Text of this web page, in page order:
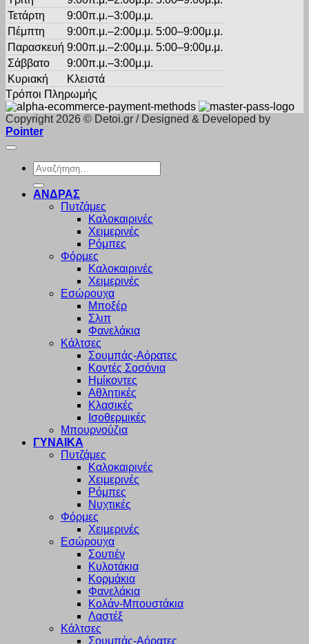
Τετάρτη
9:00π.μ.–3:00μ.μ.
Πέμπτη
9:00π.μ.–2:00μ.μ. 5:00–9:00μ.μ.
Παρασκευή 9:00π.μ.–2:00μ.μ. 5:00–9:00μ.μ.
Σάββατο
9:00π.μ.–3:00μ.μ.
Κυριακή
Κλειστά
Τρόποι Πληρωμής
Copyright 2026 © Detoi.gr / Designed & Developed by
Pointer
Αναζήτηση
για:
ΑΝΔΡΑΣ
Πυτζάμες
Καλοκαιρινές
Χειμερινές
Ρόμπες
Φόρμες
Καλοκαιρινές
Χειμερινές
Εσώρουχα
Μποξέρ
Σλιπ
Φανελάκια
Κάλτσες
Σουμπάς-Αόρατες
Κοντές Σοσόνια
Ημίκοντες
Αθλητικές
Κλασικές
Ισοθερμικές
Μπουρνούζια
ΓΥΝΑΙΚΑ
Πυτζάμες
Καλοκαιρινές
Χειμερινές
Ρόμπες
Νυχτικές
Φόρμες
Χειμερινές
Εσώρουχα
Σουτιέν
Κυλοτάκια
Κορμάκια
Φανελάκια
Κολάν-Μπουστάκια
Λαστέξ
Κάλτσες
Σουμπάς-Αόρατες